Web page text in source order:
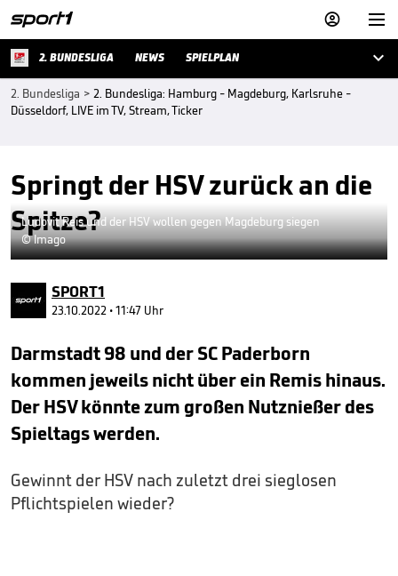


2. BUNDESLIGA NEWS SPIELPLAN 
2. Bundesliga > 2. Bundesliga: Hamburg - Magdeburg, Karlsruhe -
Düsseldorf, LIVE im TV, Stream, Ticker
Springt der HSV zurück an die
Spitze?
Ludovit Reis und der HSV wollen gegen Magdeburg siegen
© Imago
SPORT1
23.10.2022 • 11:47 Uhr
Darmstadt 98 und der SC Paderborn
kommen jeweils nicht über ein Remis hinaus.
Der HSV könnte zum großen Nutznießer des
Spieltags werden.
Gewinnt der HSV nach zuletzt drei sieglosen
Pflichtspielen wieder?